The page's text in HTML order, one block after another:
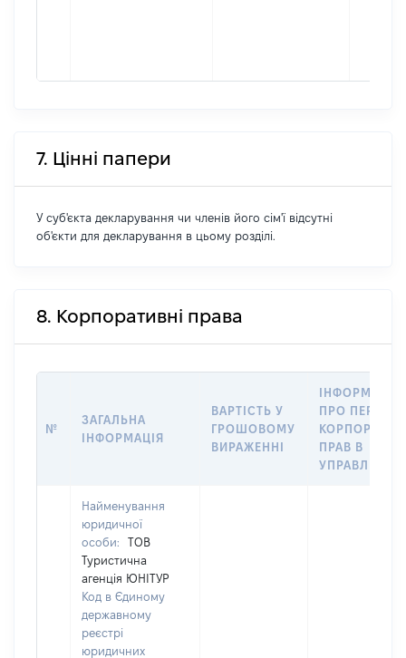
7. Цінні папери
У суб'єкта декларування чи членів його сім'ї відсутні
об'єкти для декларування в цьому розділі.
8. Корпоративні права
№
ЗАГАЛЬНА
ІНФОРМАЦІЯ
ВАРТІСТЬ У
ГРОШОВОМУ
ВИРАЖЕННІ
ІНФОРМАЦІЯ
ПРО
ПРАВ В
УПРАВЛІННЯ
Найменування
юридичної
особи:
ТОВ
Туристична
агенція ЮНІТУР
Код в Єдиному
державному
реєстрі
юридичних